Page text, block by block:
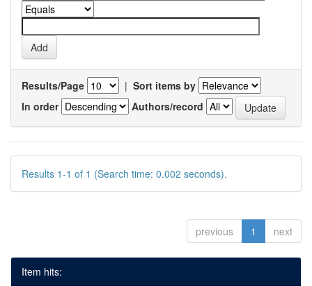
Results/Page | Sort items by
In order
Authors/record
Results 1-1 of 1 (Search time: 0.002 seconds).
previous 1 next
Item hits: